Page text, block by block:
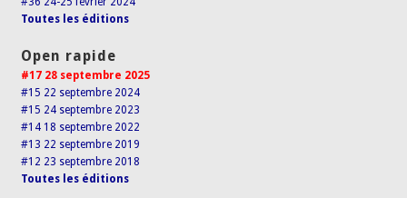
Toutes les éditions
Open rapide
#17 28 septembre 2025
#15 22 septembre 2024
#15 24 septembre 2023
#14 18 septembre 2022
#13 22 septembre 2019
#12 23 septembre 2018
Toutes les éditions